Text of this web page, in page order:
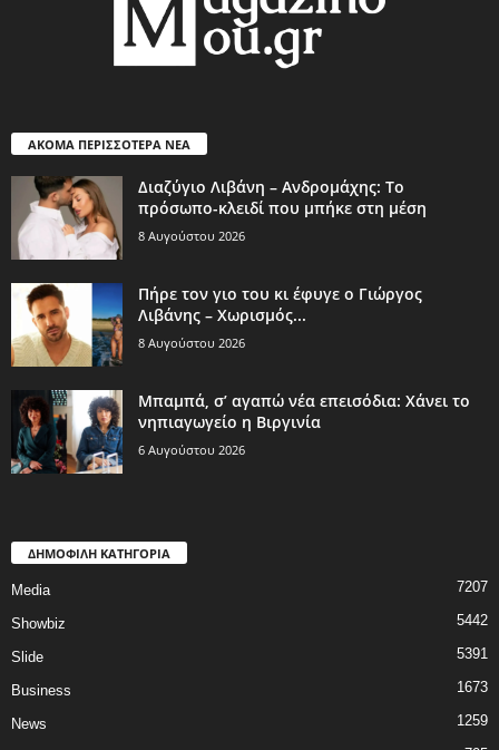
ΑΚΟΜΑ ΠΕΡΙΣΣΟΤΕΡΑ ΝΕΑ
Διαζύγιο Λιβάνη – Ανδρομάχης: Το
πρόσωπο-κλειδί που μπήκε στη μέση
8 Αυγούστου 2026
Πήρε τον γιο του κι έφυγε ο Γιώργος
Λιβάνης – Χωρισμός...
8 Αυγούστου 2026
Μπαμπά, σ’ αγαπώ νέα επεισόδια: Χάνει το
νηπιαγωγείο η Βιργινία
6 Αυγούστου 2026
ΔΗΜΟΦΙΛΗ ΚΑΤΗΓΟΡΙΑ
Media 7207
Showbiz 5442
Slide 5391
Business 1673
News 1259